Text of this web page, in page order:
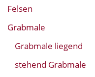
Felsen
Grabmale
Grabmale liegend
stehend Grabmale